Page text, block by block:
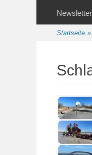
InhaltNewsletter
Startseite »